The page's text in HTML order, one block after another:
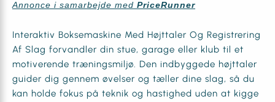
Annonce i samarbejde med PriceRunner
Interaktiv Boksemaskine Med Højttaler Og Registrering
Af Slag forvandler din stue, garage eller klub til et
motiverende træningsmiljø. Den indbyggede højttaler
guider dig gennem øvelser og tæller dine slag, så du
kan holde fokus på teknik og hastighed uden at kigge